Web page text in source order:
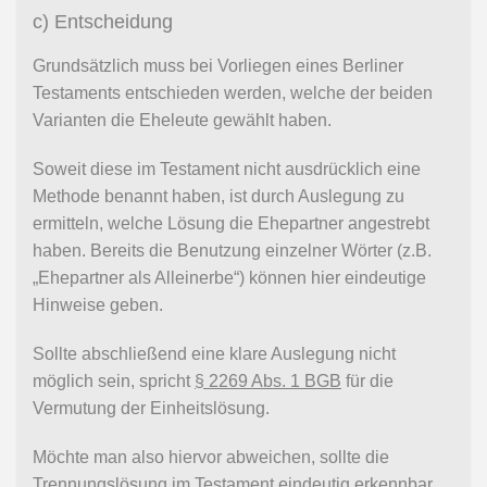
c) Entscheidung
Grundsätzlich muss bei Vorliegen eines Berliner
Testaments entschieden werden, welche der beiden
Varianten die Eheleute gewählt haben.
Soweit diese im Testament nicht ausdrücklich eine
Methode benannt haben, ist durch Auslegung zu
ermitteln, welche Lösung die Ehepartner angestrebt
haben. Bereits die Benutzung einzelner Wörter (z.B.
„Ehepartner als Alleinerbe“) können hier eindeutige
Hinweise geben.
Sollte abschließend eine klare Auslegung nicht
möglich sein, spricht § 2269 Abs. 1 BGB für die
Vermutung der Einheitslösung.
Möchte man also hiervor abweichen, sollte die